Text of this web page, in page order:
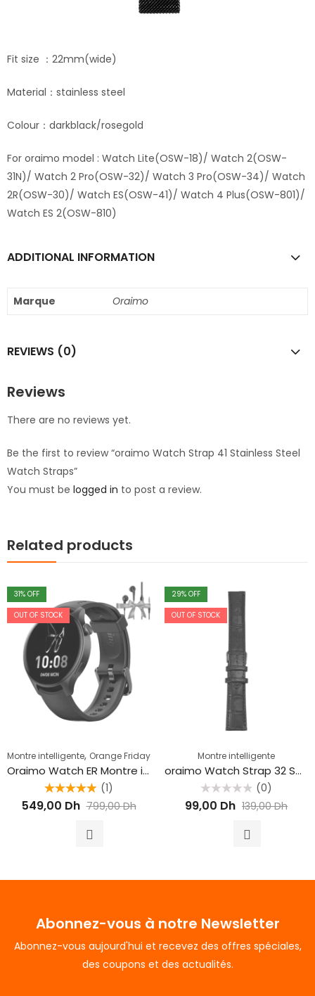
Fit size ：22mm(wide)
Material：stainless steel
Colour：darkblack/rosegold
For oraimo model : Watch Lite(OSW-18)/ Watch 2(OSW-
31N)/ Watch 2 Pro(OSW-32)/ Watch 3 Pro(OSW-34)/ Watch
2R(OSW-30)/ Watch ES(OSW-41)/ Watch 4 Plus(OSW-801)/
Watch ES 2(OSW-810)
ADDITIONAL INFORMATION
Marque Oraimo
REVIEWS (0)
Reviews
There are no reviews yet.
Be the first to review “oraimo Watch Strap 41 Stainless Steel
Watch Straps”
You must be logged in to post a review.
Related products
31% OFF
OUT OF STOCK
Montre intelligente, Orange Friday
Oraimo Watch ER Montre intelligente AMOLED IP68 de 1,43 pouces
Rated5.00
out of 5
(1)
549,00 Dh 799,00Dh
29% OFF
OUT OF STOCK
Montre intelligente
oraimo Watch Strap 32 Sangles de montre en cuir véritable
Rated
0
(0)
99,00 Dh 139,00Dh
Abonnez-vous à notre Newsletter
Abonnez-vous aujourd'hui et recevez des offres spéciales,
des coupons et des actualités.